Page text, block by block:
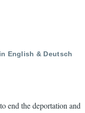
English & Deutsch
to end the deportation and